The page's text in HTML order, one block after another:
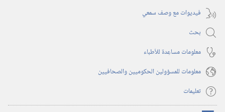
فيديوات مع وصف سمعي
بحث
معلومات مساعِدة للأطباء
معلومات للمسؤولين الحكوميين والصحافيين
تعليمات